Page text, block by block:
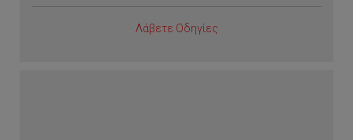
Λάβετε Οδηγίες